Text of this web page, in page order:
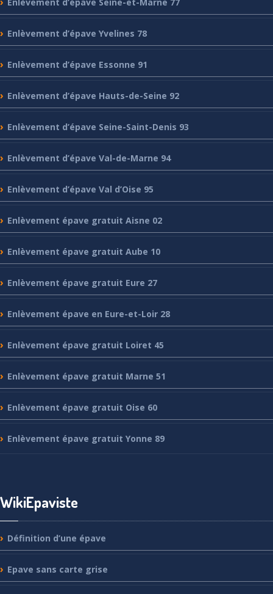
Enlèvement d’épave Yvelines 78
Enlèvement d’épave Essonne 91
Enlèvement d’épave Hauts-de-Seine 92
Enlèvement d’épave Seine-Saint-Denis 93
Enlèvement d’épave Val-de-Marne 94
Enlèvement d’épave Val d’Oise 95
Enlèvement épave gratuit Aisne 02
Enlèvement épave gratuit Aube 10
Enlèvement épave gratuit Eure 27
Enlèvement épave en Eure-et-Loir 28
Enlèvement épave gratuit Loiret 45
Enlèvement épave gratuit Marne 51
Enlèvement épave gratuit Oise 60
Enlèvement épave gratuit Yonne 89
WikiEpaviste
Définition d’une épave
Epave sans carte grise